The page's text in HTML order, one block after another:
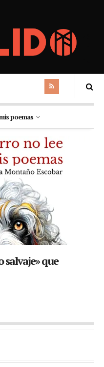
poemas
salvaje» que